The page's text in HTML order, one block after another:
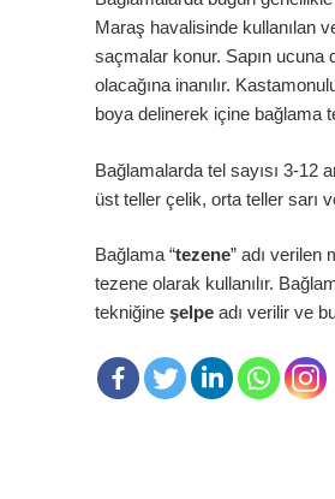
Maraş havalisinde kullanılan
saçmalar konur. Sapın ucuna
olacağına inanılır.
boya delinerek içine bağlama
Bağlamalarda tel sayısı 3-12
üst teller çelik, orta teller sarı
Bağlama “tezene” adı verilen
tezene olarak kullanılır.
tekniğine şelpe adı verilir ve